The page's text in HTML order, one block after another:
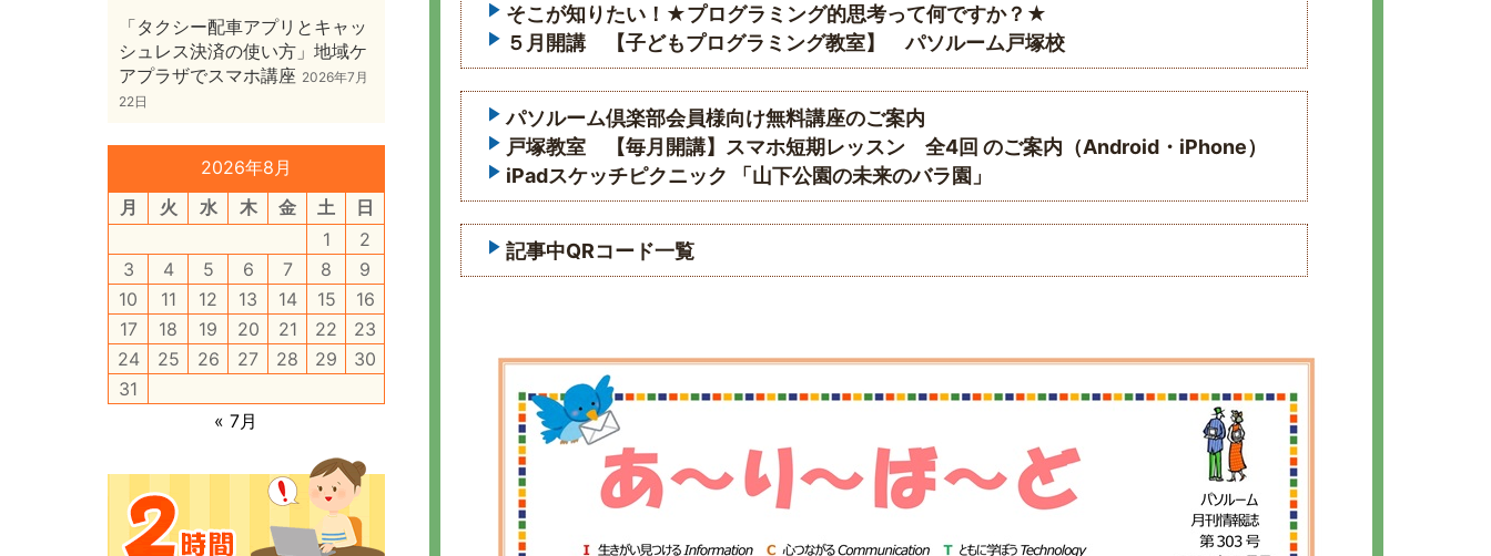
そこが知りたい！★プログラミング的思考って何ですか？★
５月開講 【子どもプログラミング教室】 パソルーム戸塚校
パソルーム倶楽部会員様向け無料講座のご案内
戸塚教室 【毎月開講】スマホ短期レッスン 全4回 のご案内（Android・iPhone）
iPadスケッチピクニック 「山下公園の未来のバラ園」
記事中QRコード一覧
「タクシー配車アプリとキャッ
シュレス決済の使い方」地域ケ
アプラザでスマホ講座 2026年7月
22日
2026年8月
月
火 水 木 金 土
日
1
2
3
4 5 6 7 8
9
10
11 12 13 14 15
16
17
18 19 20 21 22
23
24
25 26 27 28 29
30
31
« 7月